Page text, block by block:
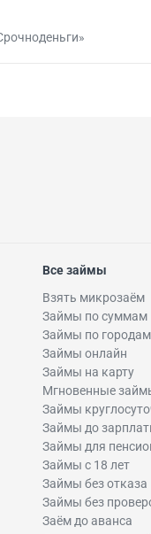
Все займы
Взять микрозаём
Займы по суммам
Займы по городам
Займы онлайн
Займы на карту
Мгновенные
Займы
Займы до
Займы для
Займы с 18 лет
Займы без отказа
Займы без
Заём до аванса